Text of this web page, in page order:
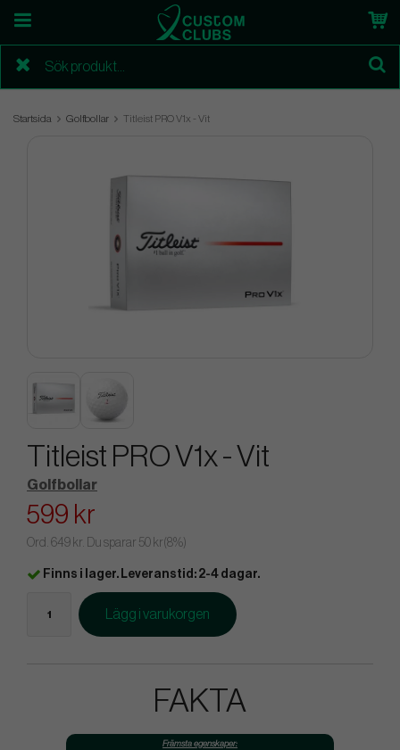
Startsida Golfbollar Titleist PRO V1x - Vit
Titleist PRO V1x - Vit
Golfbollar
599 kr
Ord. 649 kr. Du sparar 50 kr(8%)
Finns i lager. Leveranstid: 2-4 dagar.
Lägg i varukorgen
FAKTA
Främsta egenskaper: